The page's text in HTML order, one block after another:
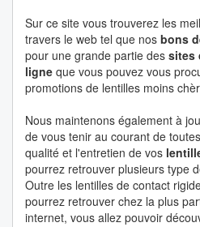
Sur ce site vous trouverez les
travers le web tel que nos bons
pour une grande partie des sites
ligne que vous pouvez vous
promotions de lentilles moins
Nous maintenons également à
de vous tenir au courant de
qualité et l'entretien de vos
pourrez retrouver plusieurs type
Outre les lentilles de contact
pourrez retrouver chez la plus
internet, vous allez pouvoir